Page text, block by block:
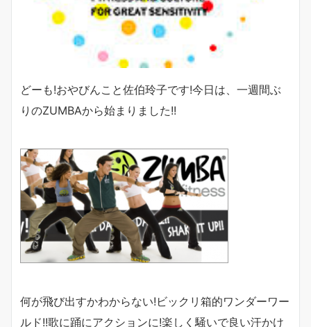
どーも!おやびんこと佐伯玲子です!今日は、一週間ぶ
りのZUMBAから始まりました!!
何が飛び出すかわからない! ビックリ箱的ワンダーワー
ルド!!歌に踊にアクションに!楽しく騒いで良い汗かけ